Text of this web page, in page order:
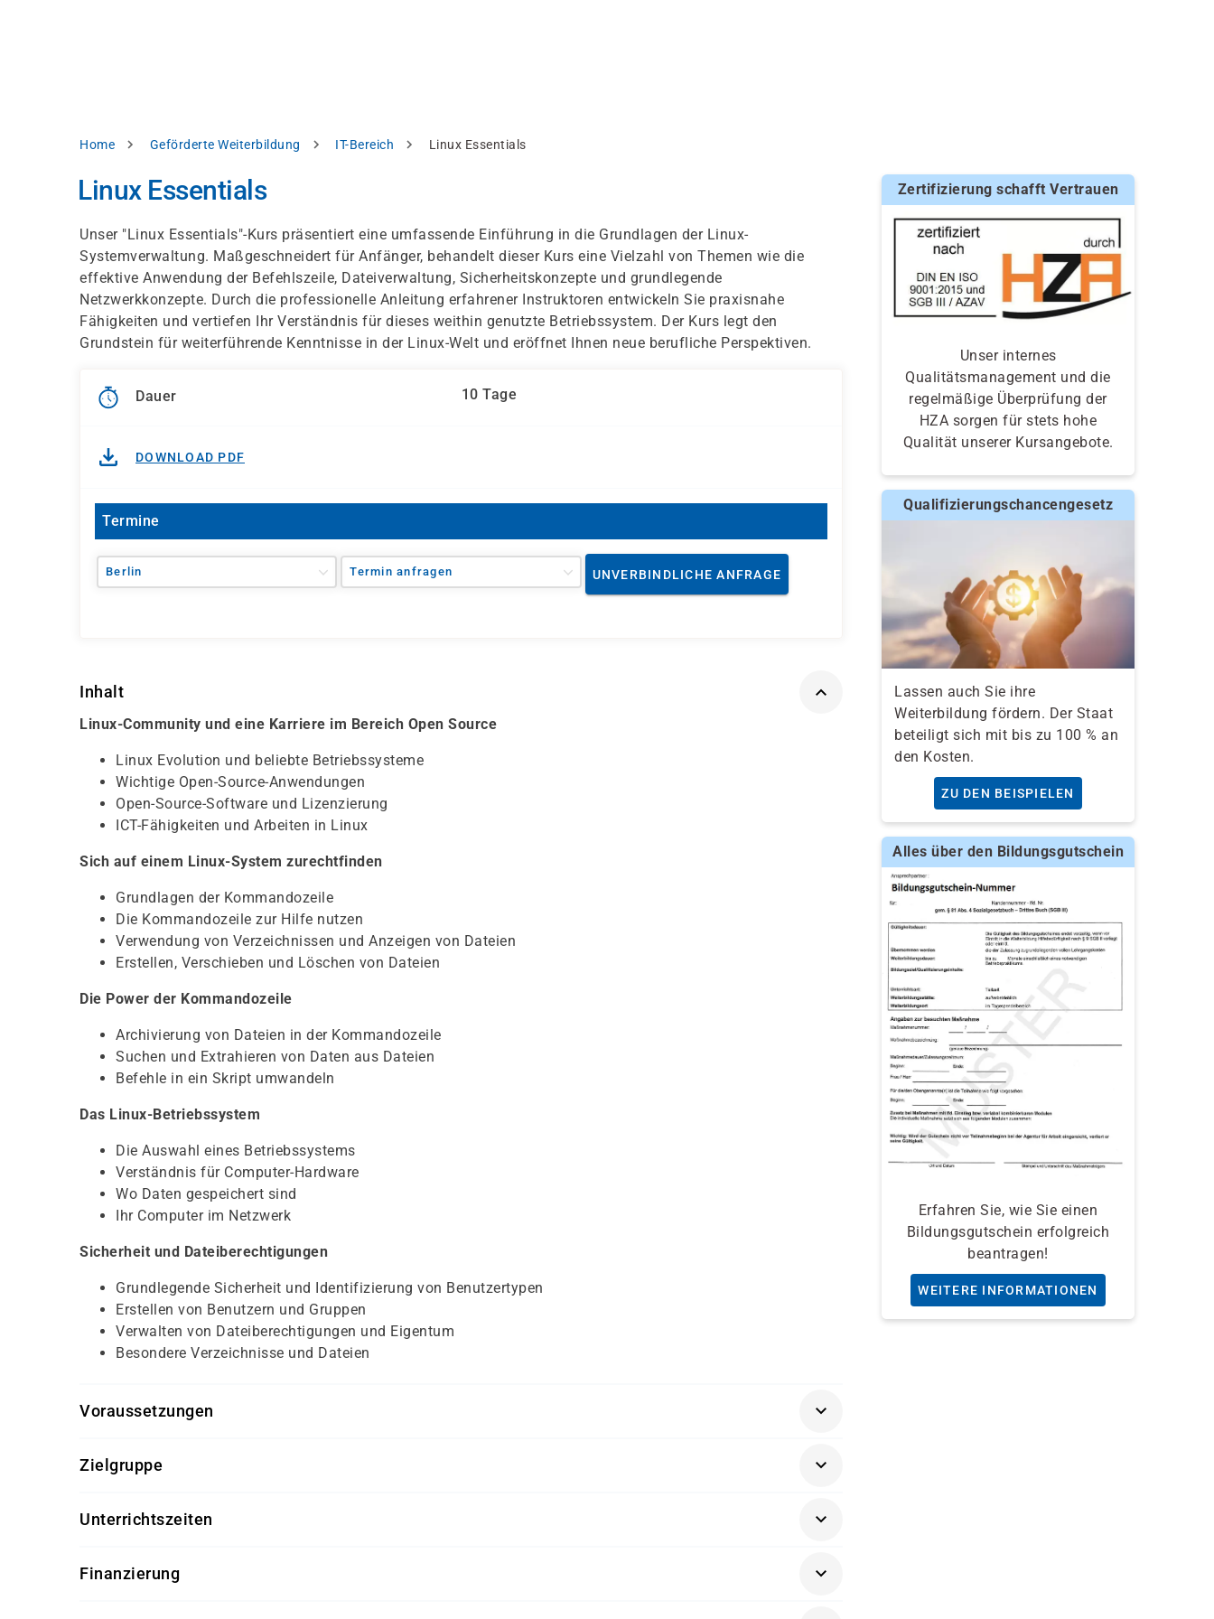
Pfadnavigation
Home Geförderte Weiterbildung IT-Bereich Linux Essentials
Linux Essentials
Unser "Linux Essentials"-Kurs präsentiert eine umfassende Einführung in die Grundlagen der Linux-
Systemverwaltung. Maßgeschneidert für Anfänger, behandelt dieser Kurs eine Vielzahl von Themen wie die
effektive Anwendung der Befehlszeile, Dateiverwaltung, Sicherheitskonzepte und grundlegende
Netzwerkkonzepte. Durch die professionelle Anleitung erfahrener Instruktoren entwickeln Sie praxisnahe
Fähigkeiten und vertiefen Ihr Verständnis für dieses weithin genutzte Betriebssystem. Der Kurs legt den
Grundstein für weiterführende Kenntnisse in der Linux-Welt und eröffnet Ihnen neue berufliche Perspektiven.
Dauer 10 Tage
DOWNLOAD PDF
Termine
Berlin Termin anfragen UNVERBINDLICHE ANFRAGE
Inhalt
Linux-Community und eine Karriere im Bereich Open Source
Linux Evolution und beliebte Betriebssysteme
Wichtige Open-Source-Anwendungen
Open-Source-Software und Lizenzierung
ICT-Fähigkeiten und Arbeiten in Linux
Sich auf einem Linux-System zurechtfinden
Grundlagen der Kommandozeile
Die Kommandozeile zur Hilfe nutzen
Verwendung von Verzeichnissen und Anzeigen von Dateien
Erstellen, Verschieben und Löschen von Dateien
Die Power der Kommandozeile
Archivierung von Dateien in der Kommandozeile
Suchen und Extrahieren von Daten aus Dateien
Befehle in ein Skript umwandeln
Das Linux-Betriebssystem
Die Auswahl eines Betriebssystems
Verständnis für Computer-Hardware
Wo Daten gespeichert sind
Ihr Computer im Netzwerk
Sicherheit und Dateiberechtigungen
Grundlegende Sicherheit und Identifizierung von Benutzertypen
Erstellen von Benutzern und Gruppen
Verwalten von Dateiberechtigungen und Eigentum
Besondere Verzeichnisse und Dateien
Voraussetzungen
persönliches Gespräch
abgeschlossene Berufsausbildung oder abgeschlossenes Studium oder mind. 3 Jahre Berufserfahrung im
Zielgruppe
arbeitssuchende Fachinformatiker
Unterrichtszeiten
Finanzierung
Zertifizierung schafft Vertrauen
Unser internes
Qualitätsmanagement und die
regelmäßige Überprüfung der
HZA sorgen für stets hohe
Qualität unserer Kursangebote.
Qualifizierungschancengesetz
Lassen auch Sie ihre
Weiterbildung fördern. Der Staat
beteiligt sich mit bis zu 100 % an
den Kosten.
ZU DEN BEISPIELEN
Alles über den Bildungsgutschein
Erfahren Sie, wie Sie einen
Bildungsgutschein erfolgreich
beantragen!
WEITERE INFORMATIONEN
Datenschutzhinweis